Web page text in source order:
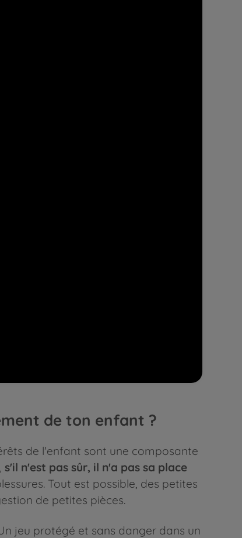
de ton enfant ?
de l'enfant sont une composante
s'il n'est pas sûr, il n'a pas sa place
Tout est possible, des petites
de petites pièces.
jeu protégé et sans danger dans un